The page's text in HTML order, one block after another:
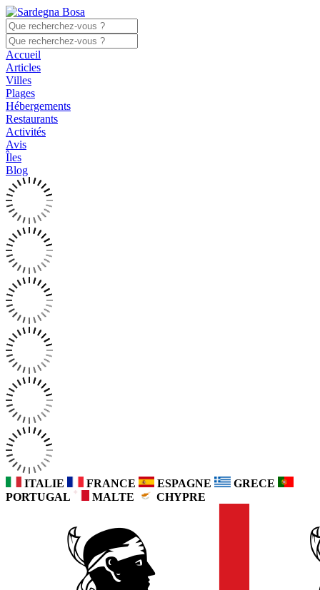
Accueil
Articles
Villes
Plages
Hébergements
Restaurants
Activités
Avis
Îles
Blog
ITALIE FRANCE ESPAGNE
GRECE
PORTUGAL
MALTE CHYPRE